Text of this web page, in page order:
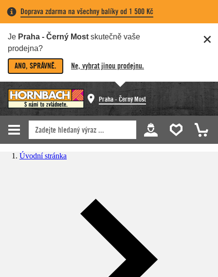
Doprava zdarma na všechny balíky od 1 500 Kč
Je Praha - Černý Most skutečně vaše
prodejna?
ANO, SPRÁVNĚ. Ne, vybrat jinou prodejnu.
Praha - Černý Most
Úvodní stránka